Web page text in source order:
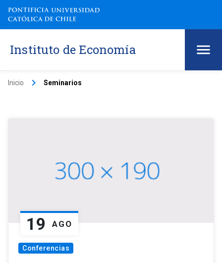
Instituto de Economía
Inicio keyboard_arrow_right Seminarios
19 AGO
Conferencias